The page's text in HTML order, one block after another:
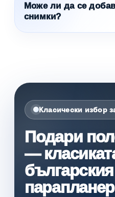
Може ли да се
снимки?
Класически избор
Подари
—
българския